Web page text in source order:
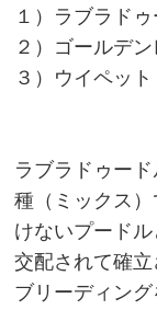
１）ラブラド
２）ゴールデ
３）ウイペット
ラブラドゥー
種（ミックス
けないプード
交配されて確立
ブリーディン